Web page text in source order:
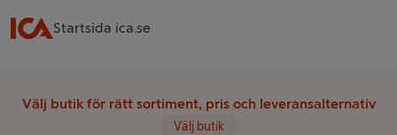
Startsida ica.se
Välj butik för rätt sortiment, pris och leveransalternativ
Välj butik